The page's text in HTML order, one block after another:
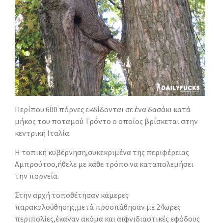
Περίπου 600 πόρνες εκδίδονται σε ένα δασάκι κατά
μήκος του ποταμού Τρόντο ο οποίος βρίσκεται στην
κεντρική Ιταλία.
Η τοπική κυβέρνηση,συκεκριμένα της περιφέρειας
Αμπρούτσο,ήθελε με κάθε τρόπο να καταπολεμήσει
την πορνεία.
Στην αρχή τοποθέτησαν κάμερες
παρακολούθησης,μετά προσπάθησαν με 24ωρες
περιπολίες,έκαναν ακόμα και αιφνιδιαστικές εφόδους